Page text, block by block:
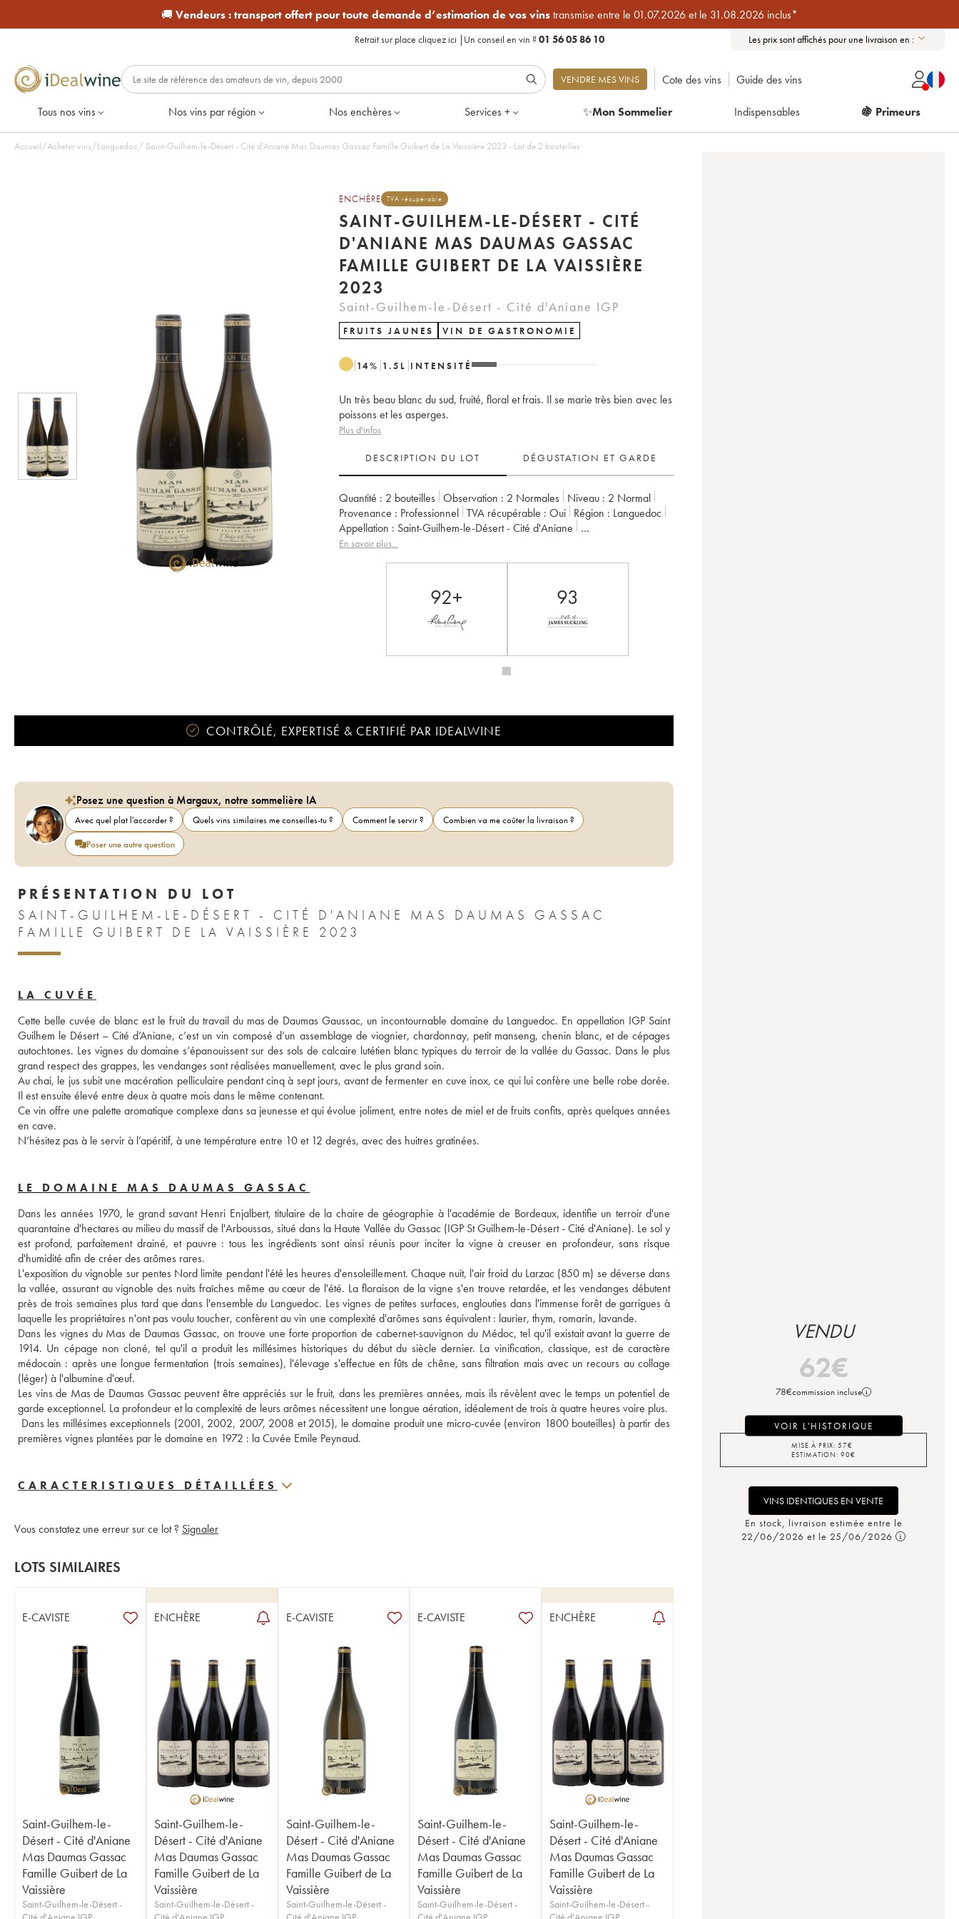
🚚 Vendeurs :transport offert pour toute demande d’estimation de vos vinstransmise entre le 01.07.2026 et le 31.08.2026 inclus*
Retrait sur place cliquez ici | Un conseil en vin ?01 56 05 86 10 Les prix sont affichés pour une livraison en :
VENDRE MES VINS Cote des vins Guide des vins
Tous nos vins Nos vins par région Nos enchères Services + ✨Mon Sommelier Indispensables 🍇 Primeurs
Accueil/Acheter vins/Languedoc/ Saint-Guilhem-le-Désert - Cité d'Aniane Mas Daumas Gassac Famille Guibert de La Vaissière 2023 - Lot de 2 bouteilles
ENCHÈRE TVA récupérable
SAINT-GUILHEM-LE-DÉSERT - CITÉ
D'ANIANE MAS DAUMAS GASSAC
FAMILLE GUIBERT DE LA VAISSIÈRE
2023
Saint-Guilhem-le-Désert - Cité d'Aniane IGP
FRUITS JAUNES VIN DE GASTRONOMIE
14% 1.5 L INTENSITÉ
Un très beau blanc du sud, fruité, floral et frais. Il se marie très bien avec les
poissons et les asperges.
Plus d'infos
DESCRIPTION DU LOT DÉGUSTATION ET GARDE
Quantité : 2 bouteilles Observation : 2 Normales Niveau : 2 Normal
Provenance :
professionnel TVA récupérable : oui Région : Languedoc
Appellation :
Saint-Guilhem-le-Désert - Cité d'Aniane
Propriétaire :
En savoir plus...
92+ 93
CONTRÔLÉ, EXPERTISÉ & CERTIFIÉ PAR IDEALWINE
Posez une question à Margaux, notre sommelière IA
Avec quel plat l'accorder ? Quels vins similaires me conseilles-tu ? Comment le servir ?
Combien va me coûter la livraison ?
Poser une autre question
PRÉSENTATION DU LOT
SAINT-GUILHEM-LE-DÉSERT - CITÉ D'ANIANE MAS DAUMAS GASSAC
FAMILLE GUIBERT DE LA VAISSIÈRE 2023
LA CUVÉE
Cette belle cuvée de blanc est le fruit du travail du mas de Daumas Gaussac, un incontournable domaine du Languedoc. En appellation IGP Saint
Guilhem le Désert – Cité d’Aniane, c’est un vin composé d’un assemblage de viognier, chardonnay, petit manseng, chenin blanc, et de cépages
autochtones. Les vignes du domaine s’épanouissent sur des sols de calcaire lutétien blanc typiques du terroir de la vallée du Gassac. Dans le plus
grand respect des grappes, les vendanges sont réalisées manuellement, avec le plus grand soin.
Au chai, le jus subit une macération pelliculaire pendant cinq à sept jours, avant de fermenter en cuve inox, ce qui lui confère une belle robe dorée.
Il est ensuite élevé entre deux à quatre mois dans le même contenant.
Ce vin offre une palette aromatique complexe dans sa jeunesse et qui évolue joliment, entre notes de miel et de fruits confits, après quelques années
en cave.
LE DOMAINE MAS DAUMAS GASSAC
Dans les années 1970, le grand savant Henri Enjalbert, titulaire de la chaire de géographie à l'académie de Bordeaux, identifie un terroir d'une
quarantaine d'hectares au milieu du massif de l'Arboussas, situé dans la Haute Vallée du Gassac (IGP St Guilhem-le-Désert - Cité d'Aniane). Le sol y
est profond, parfaitement drainé, et pauvre : tous les ingrédients sont ainsi réunis pour inciter la vigne à creuser en profondeur, sans risque
d'humidité afin de créer des arômes rares.
L'exposition du vignoble sur pentes Nord limite pendant l'été les heures d'ensoleillement. Chaque nuit, l'air froid du Larzac (850 m) se déverse dans
la vallée, assurant au vignoble des nuits fraîches même au cœur de l'été. La floraison de la vigne s'en trouve retardée, et les vendanges débutent
près de trois semaines plus tard que dans l'ensemble du Languedoc. Les vignes de petites surfaces, englouties dans l'immense forêt de garrigues à
laquelle les propriétaires n'ont pas voulu toucher, confèrent au vin une complexité d'arômes sans équivalent : laurier, thym, romarin, lavande.
Dans les vignes du Mas de Daumas Gassac, on trouve une forte proportion de cabernet-sauvignon du Médoc, tel qu'il existait avant la guerre de
1914. Un cépage non cloné, tel qu'il a produit les millésimes historiques du début du siècle dernier. La vinification, classique, est de caractère
médocain : après une longue fermentation (trois semaines), l'élevage s'effectue en fûts de chêne, sans filtration mais avec un recours au collage
(léger) à l'albumine d'œuf.
Les vins de Mas de Daumas Gassac peuvent être appréciés sur le fruit, dans les premières années, mais ils révèlent avec le temps un potentiel de
garde exceptionnel. La profondeur et la complexité de leurs arômes nécessitent une longue aération, idéalement de trois à quatre heures voire plus.
Dans les millésimes exceptionnels (2001, 2002, 2007, 2008 et 2015), le domaine produit une micro-cuvée (environ 1800 bouteilles) à partir des
premières vignes plantées par le domaine en 1972 : la Cuvée Emile Peynaud.
CARACTERISTIQUES DÉTAILLÉES
Vous constatez une erreur sur ce lot ? Signaler
LOTS SIMILAIRES
E-CAVISTE
Saint-Guilhem-le-
Désert - Cité d'Aniane
Mas Daumas Gassac
Famille Guibert de La
Vaissière
Saint-Guilhem-le-Désert -
ENCHÈRE
Saint-Guilhem-le-
Désert - Cité d'Aniane
Mas Daumas Gassac
Famille Guibert de La
Vaissière
Saint-Guilhem-le-Désert -
E-CAVISTE
Saint-Guilhem-le-
Désert - Cité d'Aniane
Mas Daumas Gassac
Famille Guibert de La
Vaissière
Saint-Guilhem-le-Désert -
E-CAVISTE
Saint-Guilhem-le-
Désert - Cité d'Aniane
Mas Daumas Gassac
Famille Guibert de La
Vaissière
Saint-Guilhem-le-Désert -
ENCHÈRE
Saint-Guilhem-le-
Désert - Cité d'Aniane
Mas Daumas Gassac
Famille Guibert de La
Vaissière
Saint-Guilhem-le-Désert -
VENDU
62€
78€commission incluse
VOIR L'HISTORIQUE
MISE À PRIX: 57€
ESTIMATION: 90€
VINS IDENTIQUES EN VENTE
En stock, livraison estimée entre le
22/06/2026 et le 25/06/2026